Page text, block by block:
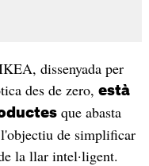
dissenyada per
des de zero, està
que abasta
l'objectiu de simplificar
la llar intel·ligent.